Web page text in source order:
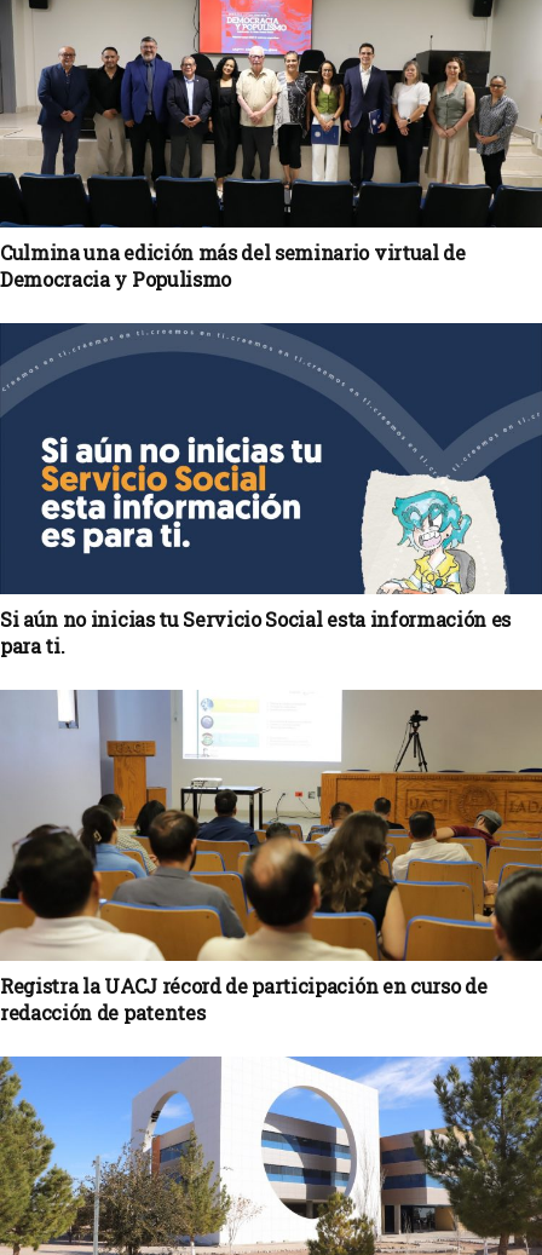
Culmina una edición más del seminario virtual de
Democracia y Populismo
Si aún no inicias tu Servicio Social esta información es
para ti.
Registra la UACJ récord de participación en curso de
redacción de patentes